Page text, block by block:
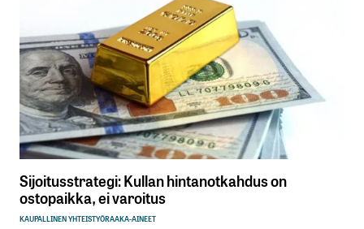
Sijoitusstrategi: Kullan hintanotkahdus on
ostopaikka, ei varoitus
KAUPALLINEN YHTEISTYÖRAAKA-AINEET